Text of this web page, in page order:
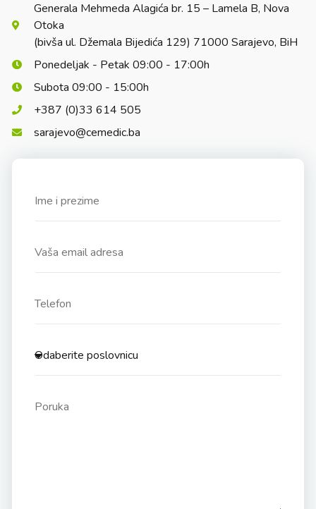
Generala Mehmeda Alagića br. 15 – Lamela B, Nova
Otoka
(bivša ul. Džemala Bijedića 129) 71000 Sarajevo, BiH
Ponedeljak - Petak 09:00 - 17:00h
Subota 09:00 - 15:00h
+387 (0)33 614 505
sarajevo@cemedic.ba